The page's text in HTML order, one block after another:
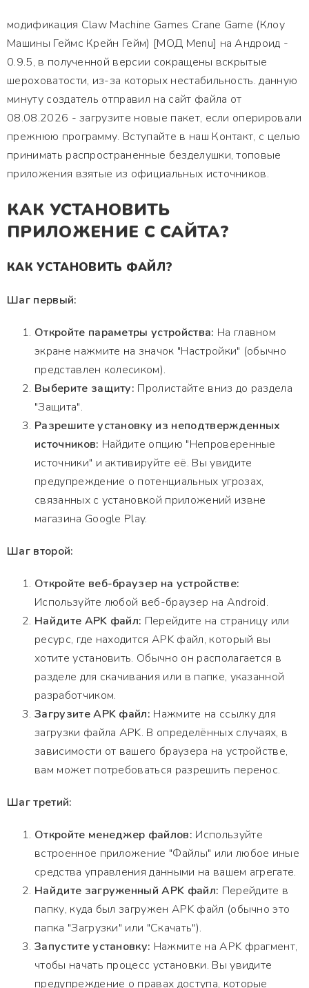
модификация Claw Machine Games Crane Game (Клоу
Машины Геймс Крейн Гейм) [МОД Menu] на Андроид -
0.9.5, в полученной версии сокращены вскрытые
шероховатости, из-за которых нестабильность. данную
минуту создатель отправил на сайт файла от
08.08.2026 - загрузите новые пакет, если оперировали
прежнюю программу. Вступайте в наш Контакт, с целью
принимать распространенные безделушки, топовые
приложения взятые из официальных источников.
КАК УСТАНОВИТЬ
ПРИЛОЖЕНИЕ С САЙТА?
КАК УСТАНОВИТЬ ФАЙЛ?
Шаг первый:
Откройте параметры устройства: На главном
экране нажмите на значок "Настройки" (обычно
представлен колесиком).
Выберите защиту: Пролистайте вниз до раздела
"Защита".
Разрешите установку из неподтвержденных
источников: Найдите опцию "Непроверенные
источники" и активируйте её. Вы увидите
предупреждение о потенциальных угрозах,
связанных с установкой приложений извне
магазина Google Play.
Шаг второй:
Откройте веб-браузер на устройстве:
Используйте любой веб-браузер на Android.
Найдите APK файл: Перейдите на страницу или
ресурс, где находится APK файл, который вы
хотите установить. Обычно он располагается в
разделе для скачивания или в папке, указанной
разработчиком.
Загрузите APK файл: Нажмите на ссылку для
загрузки файла APK. В определённых случаях, в
зависимости от вашего браузера на устройстве,
вам может потребоваться разрешить перенос.
Шаг третий:
Откройте менеджер файлов: Используйте
встроенное приложение "Файлы" или любое иные
средства управления данными на вашем агрегате.
Найдите загруженный APK файл: Перейдите в
папку, куда был загружен APK файл (обычно это
папка "Загрузки" или "Скачать").
Запустите установку: Нажмите на APK фрагмент,
чтобы начать процесс установки. Вы увидите
предупреждение о правах доступа, которые